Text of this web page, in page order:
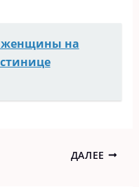
женщины на
ДАЛЕЕ